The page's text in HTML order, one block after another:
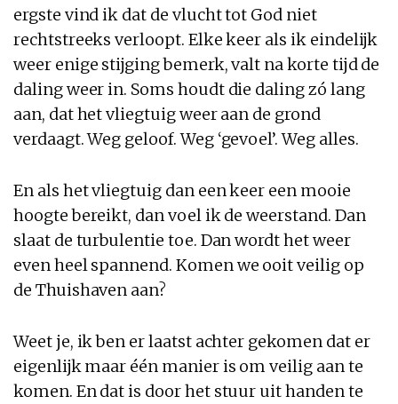
ergste vind ik dat de vlucht tot God niet
rechtstreeks verloopt. Elke keer als ik eindelijk
weer enige stijging bemerk, valt na korte tijd de
daling weer in. Soms houdt die daling zó lang
aan, dat het vliegtuig weer aan de grond
verdaagt. Weg geloof. Weg ‘gevoel’. Weg alles.
En als het vliegtuig dan een keer een mooie
hoogte bereikt, dan voel ik de weerstand. Dan
slaat de turbulentie toe. Dan wordt het weer
even heel spannend. Komen we ooit veilig op
de Thuishaven aan?
Weet je, ik ben er laatst achter gekomen dat er
eigenlijk maar één manier is om veilig aan te
komen. En dat is door het stuur uit handen te